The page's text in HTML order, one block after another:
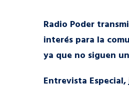
Radio Poder
interés para la
ya que no siguen
Entrevista